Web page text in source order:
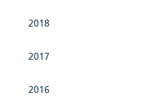
2018
2017
2016